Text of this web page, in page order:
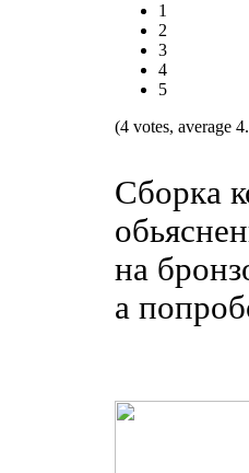
1
2
3
4
5
(4 votes, average
Сборка
на
а